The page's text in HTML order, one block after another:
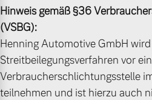
Hinweis gemäß §36
(VSBG):
Henning Automotive GmbH
Streitbeilegungsverfahren vor
Verbraucherschlichtungsstelle
teilnehmen und ist hierzu auch